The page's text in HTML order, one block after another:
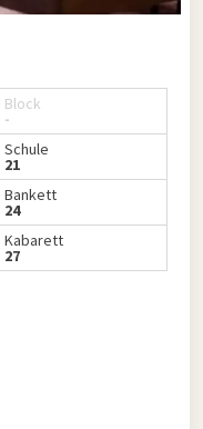
Block
-
Schule
21
Bankett
24
Kabarett
27